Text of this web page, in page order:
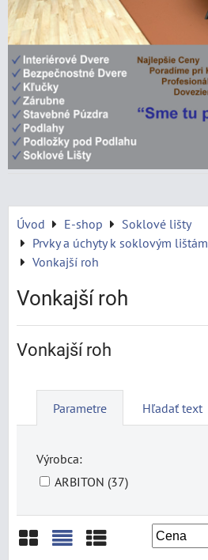
Úvod E-shop
Soklové lišty
Prvky a úchyty k soklovým lištám
Vonkajší roh
Vonkajší roh
Vonkajší roh
Parametre Hľadať text
Výrobca:
ARBITON (37)